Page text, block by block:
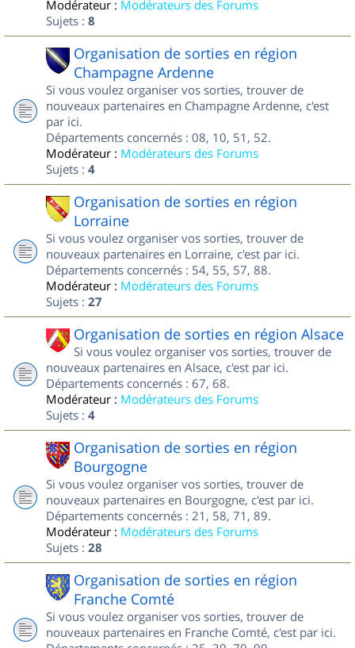
Modérateur : Modérateurs des Forums
Sujets : 8
Organisation de sorties en région
Champagne Ardenne
Si vous voulez organiser vos sorties, trouver de
nouveaux partenaires en Champagne Ardenne, c'est
par ici.
Départements concernés : 08, 10, 51, 52.
Modérateur : Modérateurs des Forums
Sujets : 4
Organisation de sorties en région
Lorraine
Si vous voulez organiser vos sorties, trouver de
nouveaux partenaires en Lorraine, c'est par ici.
Départements concernés : 54, 55, 57, 88.
Modérateur : Modérateurs des Forums
Sujets : 27
Organisation de sorties en région Alsace
Si vous voulez organiser vos sorties, trouver de
nouveaux partenaires en Alsace, c'est par ici.
Départements concernés : 67, 68.
Modérateur : Modérateurs des Forums
Sujets : 4
Organisation de sorties en région
Bourgogne
Si vous voulez organiser vos sorties, trouver de
nouveaux partenaires en Bourgogne, c'est par ici.
Départements concernés : 21, 58, 71, 89.
Modérateur : Modérateurs des Forums
Sujets : 28
Organisation de sorties en région
Franche Comté
Si vous voulez organiser vos sorties, trouver de
nouveaux partenaires en Franche Comté, c'est par ici.